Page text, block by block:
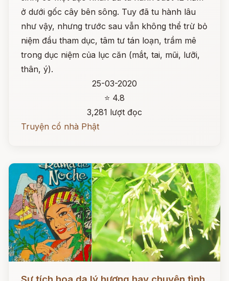
ở dưới gốc cây bên sông. Tuy đã tu hành lâu
như vậy, nhưng trước sau vẫn không thể trừ bỏ
niệm đầu tham dục, tâm tư tán loạn, trầm mê
trong dục niệm của lục căn (mắt, tai, mũi, lưỡi,
thân, ý).
25-03-2020
⭐ 4.8
3,281 lượt đọc
Truyện cổ nhà Phật